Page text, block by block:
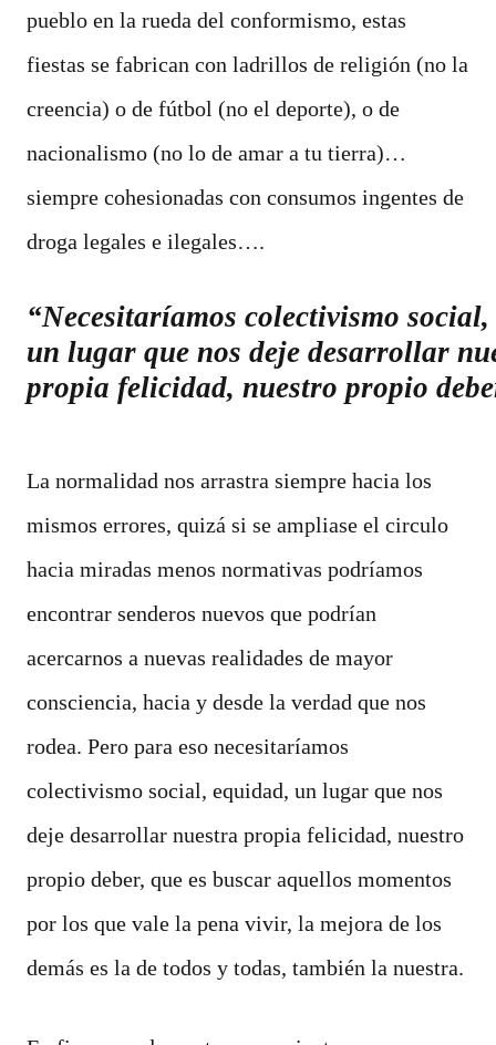
pueblo en la rueda del conformismo, estas
fiestas se fabrican con ladrillos de religión (no la
creencia) o de fútbol (no el deporte), o de
nacionalismo (no lo de amar a tu tierra)…
siempre cohesionadas con consumos ingentes de
droga legales e ilegales….
Necesitaríamos colectivismo
un lugar que nos deje desarrollar
propia felicidad, nuestro propio
La normalidad nos arrastra siempre hacia los
mismos errores, quizá si se ampliase el circulo
hacia miradas menos normativas podríamos
encontrar senderos nuevos que podrían
acercarnos a nuevas realidades de mayor
consciencia, hacia y desde la verdad que nos
rodea. Pero para eso necesitaríamos
colectivismo social, equidad, un lugar que nos
deje desarrollar nuestra propia felicidad, nuestro
propio deber, que es buscar aquellos momentos
por los que vale la pena vivir, la mejora de los
demás es la de todos y todas, también la nuestra.